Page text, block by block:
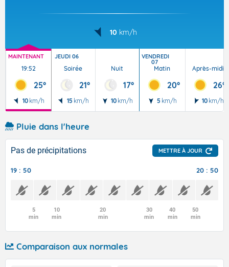
10 km/h
MAINTENANT
19:52
25°
10 km/h
JEUDI 06
Soirée
21°
15 km/h
Nuit
17°
10 km/h
VENDREDI
07
Matin
20°
5 km/h
Après-midi
26°
10 km/h
Pluie dans l'heure
Pas de précipitations METTRE À JOUR
19 : 50 20 : 50
5
min
10
min
20
min
30
min
40
min
50
min
Comparaison aux normales